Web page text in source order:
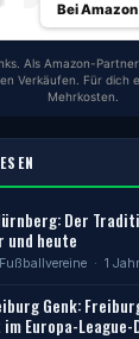
Bei
Als Amazon-
Verkäufen. Für dich
Mehrkosten.
Der
und heute
· 1
Genk:
Europa-League-